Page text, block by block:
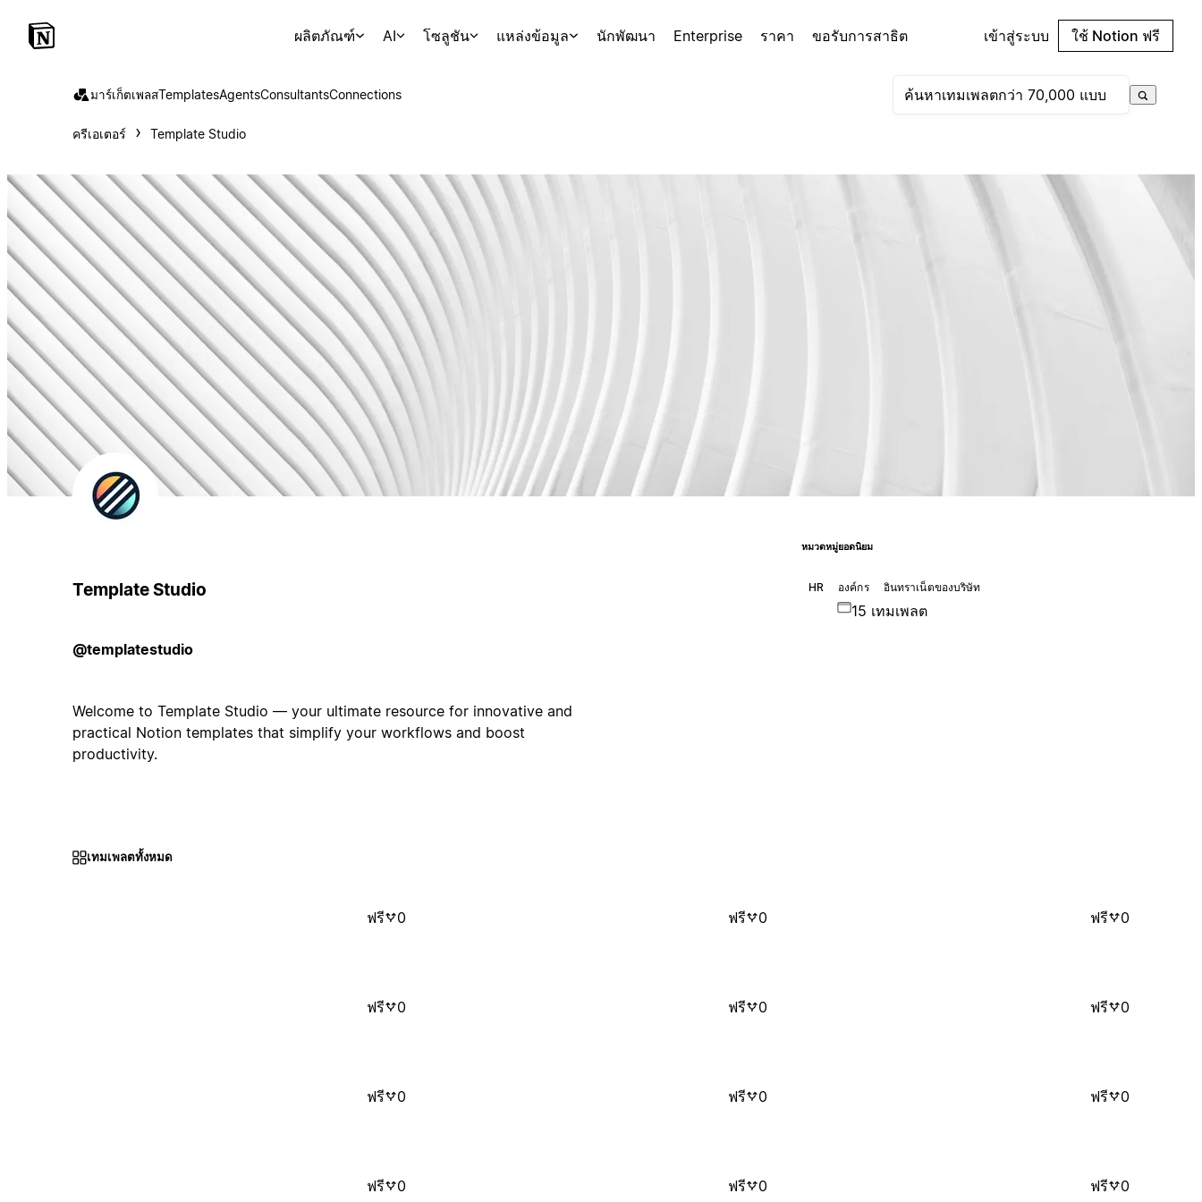
ผลิตภัณฑ์ AI โซลูชัน แหล่งข้อมูล นักพัฒนา Enterprise ราคา ขอรับการสาธิต เข้าสู่ระบบ ใช้ Notion ฟรี
มาร์เก็ตเพลสTemplatesAgentsConsultantsConnections
ครีเอเตอร์ Template Studio
Template Studio
@templatestudio
Welcome to Template Studio — your ultimate resource for innovative and
practical Notion templates that simplify your workflows and boost
productivity.
หมวดหมู่ยอดนิยม
HR องค์กร อินทราเน็ตของบริษัท
15 เทมเพลต
เทมเพลตทั้งหมด
ฟรี 0 ฟรี 0 ฟรี 0
ฟรี 0 ฟรี 0 ฟรี 0
ฟรี 0 ฟรี 0 ฟรี 0
ฟรี 0 ฟรี 0 ฟรี 0